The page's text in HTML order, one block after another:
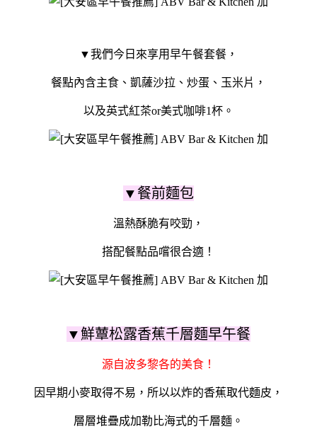
▼我們今日來享用早午餐套餐，
餐點內含主食、凱薩沙拉、炒蛋、玉米片，
以及英式紅茶or美式咖啡1杯。
▼餐前麵包
溫熱酥脆有咬勁，
搭配餐點品嚐很合適！
▼鮮蕈松露香蕉千層麵早午餐
源自波多黎各的美食！
因早期小麥取得不易，所以以炸的香蕉取代麵皮，
層層堆疊成加勒比海式的千層麵。